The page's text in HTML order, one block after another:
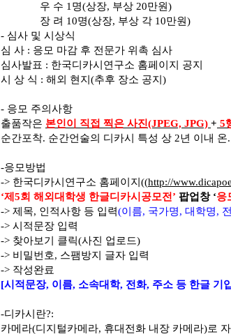
우 수 1 명(상장, 부상 20만원)
장 려 10명(상장, 부상 각 10만원)
- 심사 및 시상식
심 사 : 응모 마감 후 전문가 위촉 심사
심사발표 : 한국디카시연구소 홈페이지 공지
시 상 식 : 해외 현지 (추후 장소 공지 )
- 응모 주의사항
출품작은 본인이 직접 찍은 사진(JPEG, JPG) + 5
순간포착. 순간언술의 디카시 특성 상 2년 이내 온.
-응모방법
-> 한국디카시연구소 홈페이지 ((http://
‘제 5회 해외대학생 한글디카시공모전 ’ 팝업창 ‘응
-> 제목, 인적사항 등 입력(이름, 국가명, 대학명,
-> 시적문장 입력
-> 찾아보기 클릭(사진 업로드)
-> 비밀번호, 스팸방지 글자 입력
-> 작성완료
[시적문장, 이름, 소속대학, 전화, 주소 등 한글 기
-디카시란?:
카메라(디지털카메라, 휴대전화 내장 카메라)로